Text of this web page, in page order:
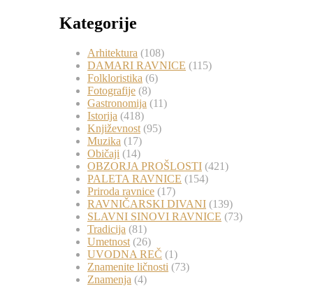
Kategorije
Arhitektura (108)
DAMARI RAVNICE (115)
Folkloristika (6)
Fotografije (8)
Gastronomija (11)
Istorija (418)
Književnost (95)
Muzika (17)
Običaji (14)
OBZORJA PROŠLOSTI (421)
PALETA RAVNICE (154)
Priroda ravnice (17)
RAVNIČARSKI DIVANI (139)
SLAVNI SINOVI RAVNICE (73)
Tradicija (81)
Umetnost (26)
UVODNA REČ (1)
Znamenite ličnosti (73)
Znamenja (4)